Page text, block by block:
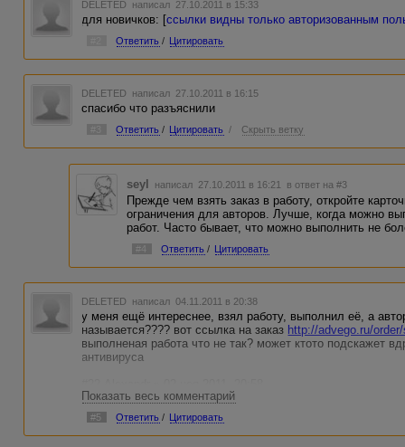
DELETED написал 27.10.2011 в 15:33
для новичков: [ссылки видны только авторизованным
Ответить / Цитировать
DELETED написал 27.10.2011 в 16:15
спасибо что разъяснили
Ответить / Цитировать / Скрыть ветку
seyl написал 27.10.2011 в 16:21 в ответ на #3
Прежде чем взять заказ в работу, откройте
ограничения для авторов. Лучше, когда можно
работ. Часто бывает, что можно выполнить не
#4 Ответить / Цитировать
DELETED написал 04.11.2011 в 20:38
у меня ещё интереснее, взял работу, выполнил её, а
называется???? вот ссылка на заказ http://advego.ru/
выполненая работа что не так? может ктото подскажет
антивируса
Я например давно пользуюсь NOD32. Вполне
посоветую поставить програму подбора ключей (весит
скачайте с инэта через торэнт [
есть раздача
Показать весь комментарий
#5 Ответить / Цитировать